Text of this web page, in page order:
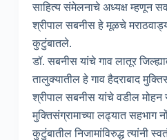
साहित्य संमेलनाचे अध्यक्ष म्हणून
श्रीपाल सबनीस हे मूळचे
कुटुंबातले.
डॉ. सबनीस यांचे गाव लातूर
तालुक्यातील हे गाव हैदराबाद
श्रीपाल सबनीस यांचे वडील मोहन
मुक्तिसंग्रामाच्या लढ्यात सहभाग
कुटुंबातील निजामांविरुद्ध त्यांनी